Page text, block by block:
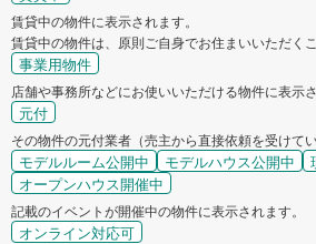
賃貸中の物件に表示されます。
賃貸中の物件は、原則ご自身でお住まいいただく
事業用物件
店舗や事務所などにお使いいただける物件に表示さ
元付
その物件の元付業者（売主から直接依頼を受けて
モデルルーム公開中 モデルハウス公開中
オープンハウス開催中
記載のイベントが開催中の物件に表示されます。
オンライン対応可